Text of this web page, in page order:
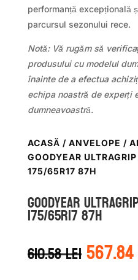
performanță excepțională
parcursul sezonului rece.
Notă: Vă rugăm să
produsului cu modelul
înainte de a efectua
echipa noastră de experți
dumneavoastră.
ACASĂ / ANVELOPE /
GOODYEAR
175/65R17 87H
Goodyear
175/65R17 87H
610.58leiPrețul
inițial
567.84